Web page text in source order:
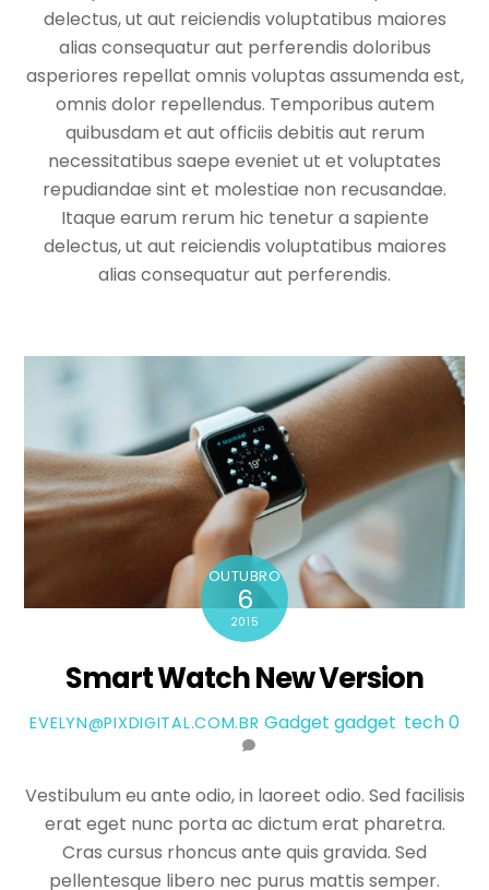
delectus, ut aut reiciendis voluptatibus maiores
alias consequatur aut perferendis doloribus
asperiores repellat omnis voluptas assumenda est,
omnis dolor repellendus. Temporibus autem
quibusdam et aut officiis debitis aut rerum
necessitatibus saepe eveniet ut et voluptates
repudiandae sint et molestiae non recusandae.
Itaque earum rerum hic tenetur a sapiente
delectus, ut aut reiciendis voluptatibus maiores
alias consequatur aut perferendis.
OUTUBRO
6
2015
Smart Watch New Version
EVELYN@PIXDIGITAL.COM.BR Gadget gadget tech0
Vestibulum eu ante odio, in laoreet odio. Sed facilisis
erat eget nunc porta ac dictum erat pharetra.
Cras cursus rhoncus ante quis gravida. Sed
pellentesque libero nec purus mattis semper.